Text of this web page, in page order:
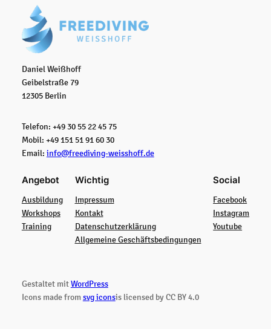
Daniel Weißhoff
Geibelstraße 79
12305 Berlin
Telefon: +49 30 55 22 45 75
Mobil: +49 151 51 91 60 30
Email: info@freediving-weisshoff.de
Angebot
Ausbildung
Workshops
Training
Wichtig
Impressum
Kontakt
Datenschutzerklärung
Allgemeine Geschäftsbedingungen
Social
Facebook
Instagram
Youtube
Gestaltet mitWordPress
Icons made from svg iconsis licensed by CC BY 4.0